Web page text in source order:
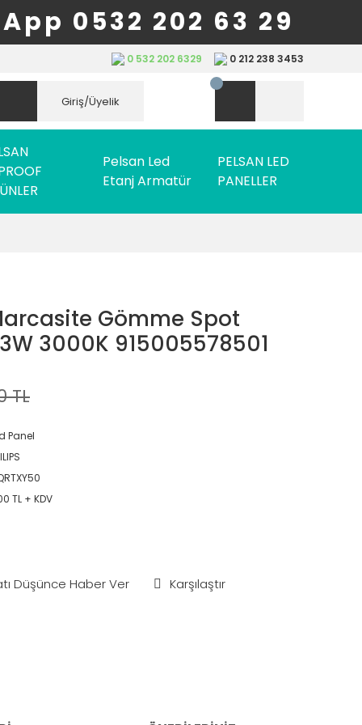
0532 202 63 29
0 532 202 6329 0 212 238 3453
Giriş/Üyelik
Pelsan Led
Etanj Armatür
PELSAN LED
PANELLER
Gömme Spot
3000K 915005578501
TL
Panel
TL + KDV
Düşünce Haber Ver Karşılaştır